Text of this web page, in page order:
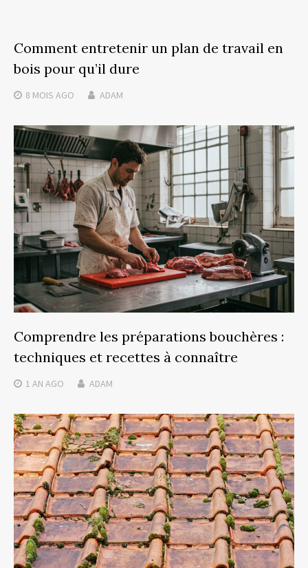
Comment entretenir un plan de travail en
bois pour qu’il dure
8 MOIS AGO ADAM
Comprendre les préparations bouchères :
techniques et recettes à connaître
1 AN AGO ADAM